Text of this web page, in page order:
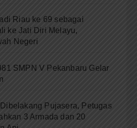
Terima Penghargaan dari
Riau ke 69 sebagai
ke Jati Diri Melayu,